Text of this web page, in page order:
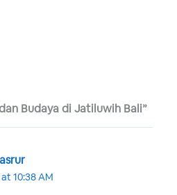
Budaya di Jatiluwih Bali”
at 10:38 AM